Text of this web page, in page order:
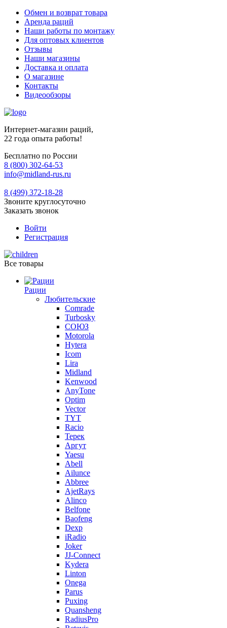
Обмен и возврат товара
Аренда раций
Наши работы по монтажу
Для оптовых клиентов
Отзывы
Наши магазины
Доставка и оплата
О магазине
Контакты
Видеообзоры
Интернет-магазин раций,
22 года опыта работы!
Бесплатно по России
8 (800) 302-64-53
info@midland-rus.ru
8 (499) 372-18-28
Звоните круглосуточно
Заказать звонок
Войти
Регистрация
Все товары
Рации
Любительские
Comrade
Turbosky
СОЮЗ
Motorola
Hytera
Icom
Lira
Midland
Kenwood
AnyTone
Optim
Vector
TYT
Racio
Терек
Аргут
Yaesu
Abell
Ailunce
Abbree
AjetRays
Alinco
Belfone
Baofeng
Dexp
iRadio
Joker
JJ-Connect
Kydera
Linton
Onega
Parus
Puxing
Quansheng
RadiusPro